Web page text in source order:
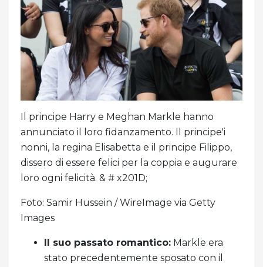
Il principe Harry e Meghan Markle hanno
annunciato il loro fidanzamento. Il principe'i
nonni, la regina Elisabetta e il principe Filippo,
dissero di essere felici per la coppia e augurare
loro ogni felicità. & # x201D;
Foto: Samir Hussein / WireImage via Getty
Images
Il suo passato romantico: Markle era
stato precedentemente sposato con il